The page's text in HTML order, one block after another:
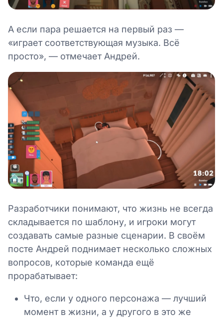
А если пара решается на первый раз —
«играет соответствующая музыка. Всё
просто», — отмечает Андрей.
Разработчики понимают, что жизнь не всегда
складывается по шаблону, и игроки могут
создавать самые разные сценарии. В своём
посте Андрей поднимает несколько сложных
вопросов, которые команда ещё
прорабатывает:
Что, если у одного персонажа — лучший
момент в жизни, а у другого в это же